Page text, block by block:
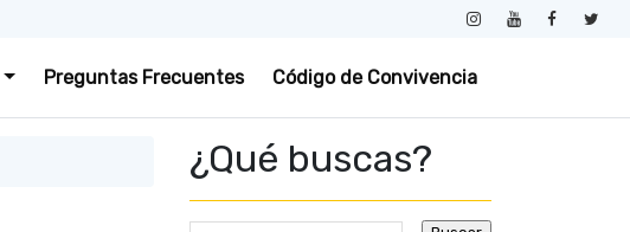
Preguntas Frecuentes Código de Convivencia
¿Qué buscas?